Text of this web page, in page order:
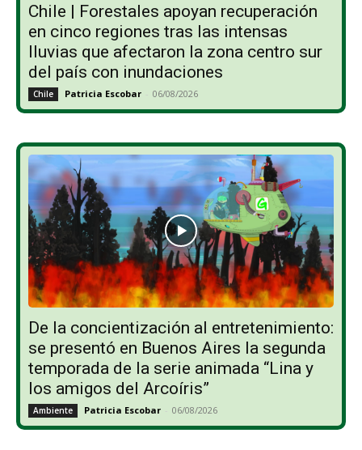
Chile | Forestales apoyan recuperación
en cinco regiones tras las intensas
lluvias que afectaron la zona centro sur
del país con inundaciones
Chile Patricia Escobar - 06/08/2026
De la concientización al entretenimiento:
se presentó en Buenos Aires la segunda
temporada de la serie animada “Lina y
los amigos del Arcoíris”
Ambiente Patricia Escobar - 06/08/2026